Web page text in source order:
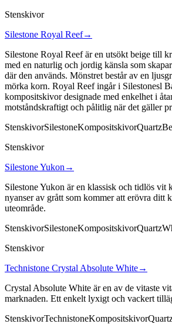
Stenskivor
Silestone Royal Reef→
Silestone Royal Reef är en utsökt beige till
med en naturlig och jordig känsla som
där den används. Mönstret består av en
mörka korn. Royal Reef ingår i Silestonesl
kompositskivor designade med enkelhet i
motståndskraftigt och pålitlig när det gäller
StenskivorSilestoneKompositskivorQuartz
Stenskivor
Silestone Yukon →
Silestone Yukon är en klassisk och tidlös vit
nyanser av grått som kommer att erövra ditt
uteområde.
StenskivorSilestoneKompositskivorQuartz
Stenskivor
Technistone Crystal Absolute White→
Crystal Absolute White är en av de vitaste
marknaden. Ett enkelt lyxigt och vackert
StenskivorTechnistoneKompositskivor